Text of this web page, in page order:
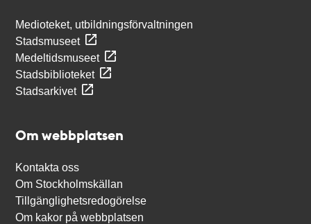
Medioteket, utbildningsförvaltningen
Stadsmuseet
Medeltidsmuseet
Stadsbiblioteket
Stadsarkivet
Om webbplatsen
Kontakta oss
Om Stockholmskällan
Tillgänglighetsredogörelse
Om kakor på webbplatsen